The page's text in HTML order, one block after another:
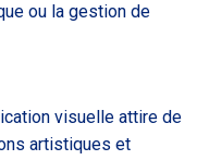
ou la gestion de
visuelle attire de
artistiques et